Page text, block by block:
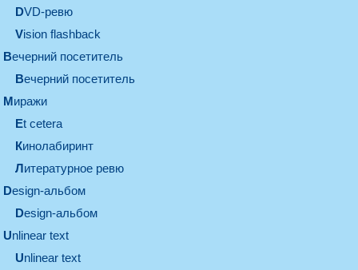
DVD-ревю
Vision flashback
вечерний посетитель
вечерний посетитель
миражи
et cetera
кинолабиринт
литературное ревю
design-альбом
design-альбом
unlinear text
Unlinear text